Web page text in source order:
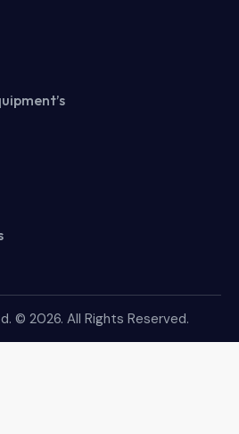
© 2026. All Rights Reserved.